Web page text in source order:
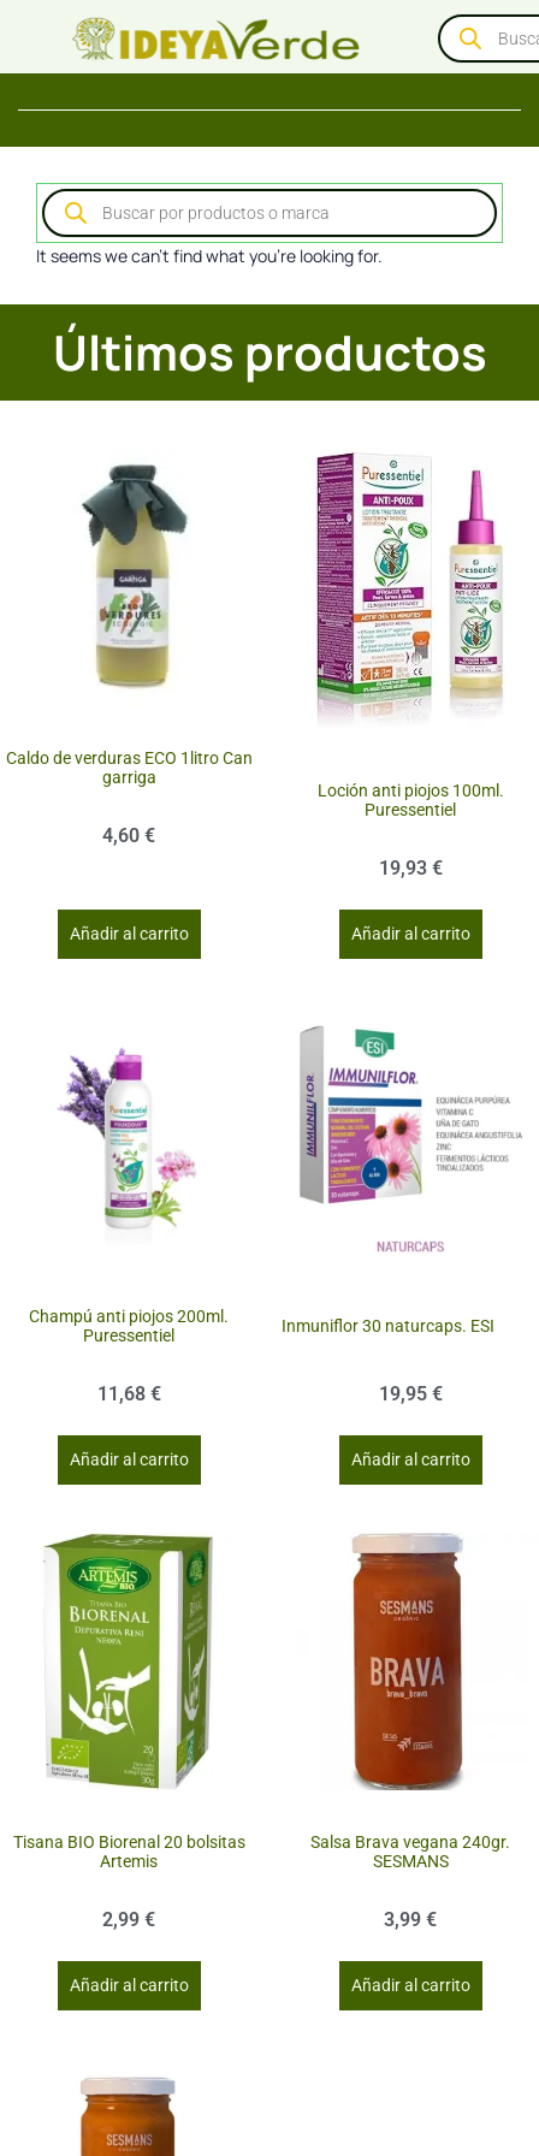
It seems we can't find what you're looking for.
Últimos productos
Caldo de verduras ECO 1litro Can
garriga
4,60 €
Añadir al carrito
Loción anti piojos 100ml.
Puressentiel
19,93 €
Añadir al carrito
Champú anti piojos 200ml.
Puressentiel
11,68 €
Añadir al carrito
Inmuniflor 30 naturcaps. ESI
19,95 €
Añadir al carrito
Tisana BIO Biorenal 20 bolsitas
Artemis
2,99 €
Añadir al carrito
Salsa Brava vegana 240gr.
SESMANS
3,99 €
Añadir al carrito